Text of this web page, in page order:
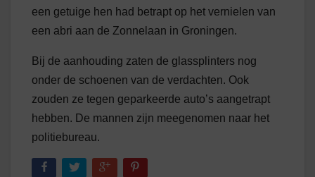
een getuige hen had betrapt op het vernielen van
een abri aan de Zonnelaan in Groningen.
Bij de aanhouding zaten de glassplinters nog
onder de schoenen van de verdachten. Ook
zouden ze tegen geparkeerde auto’s aangetrapt
hebben. De mannen zijn meegenomen naar het
politiebureau.